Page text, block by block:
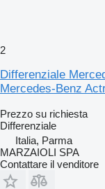
2
Differenziale
Mercedes-Benz
Prezzo su richiesta
Differenziale
Italia, Parma
MARZAIOLI SPA
Contattare il venditore